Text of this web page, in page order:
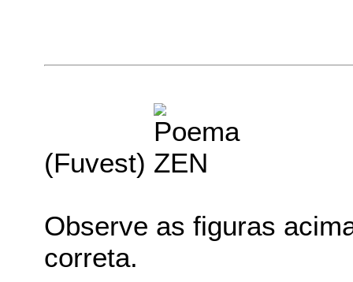
(Fuvest)
Observe as figuras
correta.